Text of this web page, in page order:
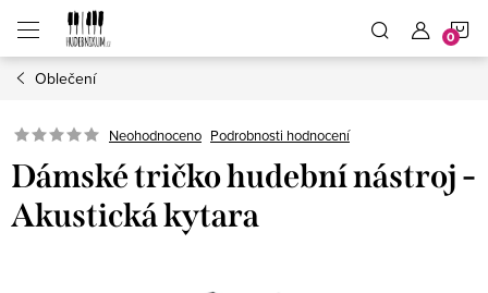
obsah
Oblečení
Neohodnoceno Podrobnosti hodnocení
Dámské tričko hudební nástroj -
Akustická kytara